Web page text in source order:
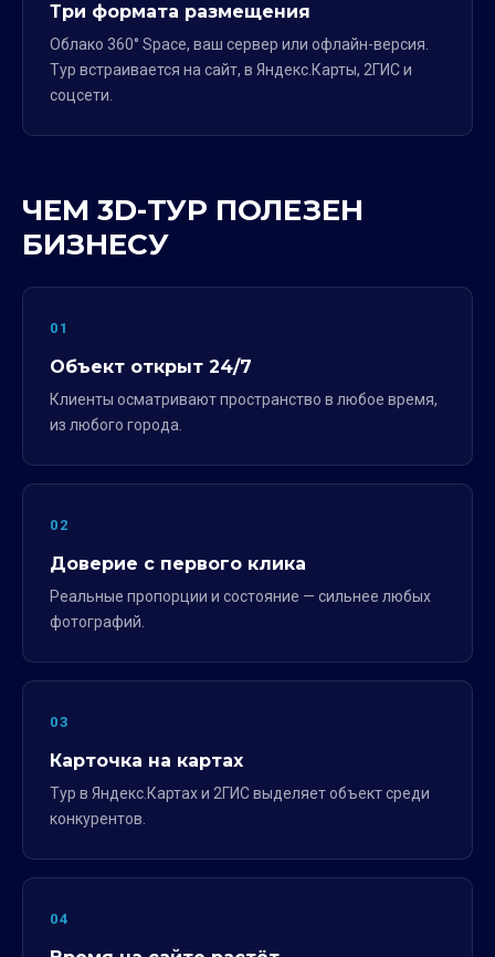
Три формата размещения
Облако 360° Space, ваш сервер или офлайн-версия.
Тур встраивается на сайт, в Яндекс.Карты, 2ГИС и
соцсети.
ЧЕМ 3D-ТУР ПОЛЕЗЕН
БИЗНЕСУ
01
Объект открыт 24/7
Клиенты осматривают пространство в любое время,
из любого города.
02
Доверие с первого клика
Реальные пропорции и состояние — сильнее любых
фотографий.
03
Карточка на картах
Тур в Яндекс.Картах и 2ГИС выделяет объект среди
конкурентов.
04